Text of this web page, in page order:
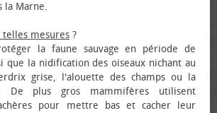
la Marne.
telles mesures ?
la faune sauvage en période de
que la nidification des oiseaux nichant au
grise, l'alouette des champs ou la
De plus gros mammifères utilisent
pour mettre bas et cacher leur